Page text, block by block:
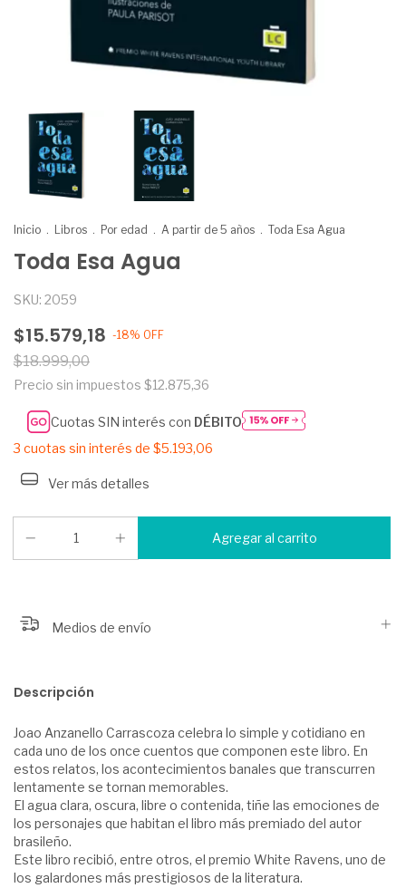
Inicio . Libros . Por edad . A partir de 5 años . Toda Esa Agua
Toda Esa Agua
SKU: 2059
$15.579,18 -18% OFF
$18.999,00
Precio sin impuestos $12.875,36
Cuotas SIN interés con DÉBITO
3 cuotas sin interés de $5.193,06
Ver más detalles
Medios de envío
Descripción
Joao Anzanello Carrascoza celebra lo simple y cotidiano en
cada uno de los once cuentos que componen este libro. En
estos relatos, los acontecimientos banales que transcurren
lentamente se tornan memorables.
El agua clara, oscura, libre o contenida, tiñe las emociones de
los personajes que habitan el libro más premiado del autor
brasileño.
Este libro recibió, entre otros, el premio White Ravens, uno de
los galardones más prestigiosos de la literatura.